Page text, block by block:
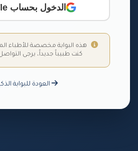
الدخول بحساب Google
هذه البوابة مخصصة للأطباء
كنت طبيباً جديداً، يرجى التواصل
العودة للبوابة